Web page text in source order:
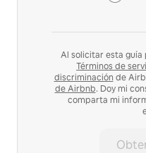
Al solicitar esta guía
Términos de
discriminación de
de Airbnb. Doy mi
comparta mi